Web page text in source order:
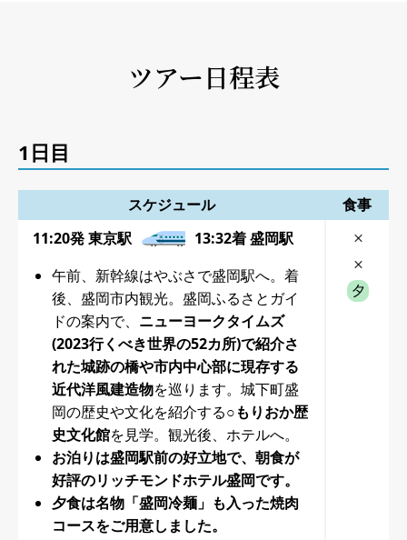
ツアー日程表
1日目
スケジュール
食事
11:20発 東京駅
13:32着 盛岡駅
午前、新幹線はやぶさで盛岡駅へ。着
後、盛岡市内観光。盛岡ふるさとガイ
ドの案内で、 ニューヨークタイムズ
(2023行くべき世界の52カ所)で紹介さ
れた城跡の橋や市内中心部に現存する
近代洋風建造物を巡ります。城下町盛
岡の歴史や文化を紹介する○もりおか歴
史文化館を見学。観光後、ホテルへ。
お泊りは盛岡駅前の好立地で、朝食が
好評のリッチモンドホテル盛岡です。
夕食は名物「盛岡冷麺」も入った焼肉
コースをご用意しました。